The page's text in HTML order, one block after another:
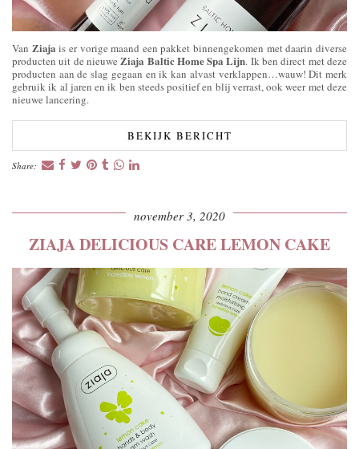
Van Ziaja is er vorige maand een pakket binnengekomen met daarin diverse
producten uit de nieuweZiaja Baltic Home Spa Lijn. Ik ben direct met deze
producten aan de slag gegaan en ik kan alvast verklappen…wauw! Dit merk
gebruik ik al jaren en ik ben steeds positief en blij verrast, ook weer met deze
nieuwe lancering.
BEKIJK BERICHT
Share:
november 3, 2020
ZIAJA DELICIOUS CARE LEMON CAKE